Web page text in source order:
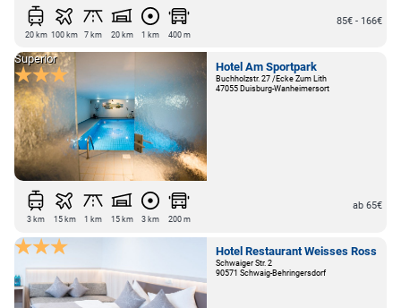
20 km 100 km 7 km 20 km 1 km 400 m
85€ - 166€
Hotel Am Sportpark
Buchholzstr. 27 /Ecke Zum Lith
47055 Duisburg-Wanheimersort
Superior
3 km 15 km 1 km 15 km 3 km 200 m
ab 65€
Hotel Restaurant Weisses Ross
Schwaiger Str. 2
90571 Schwaig-Behringersdorf